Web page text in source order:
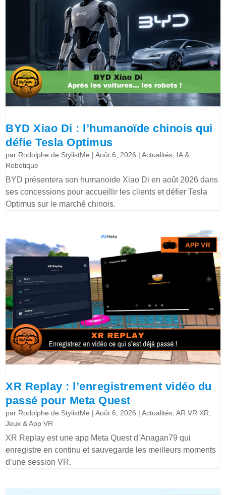
BYD Xiao Di : l’humanoïde chinois qui
défie Tesla Optimus
par Rodolphe de StylistMe |Août 6, 2026 |Actualités IA &
Robotique
BYD présentera son humanoïde Xiao Di en août 2026 dans
ses concessions pour accueillir les clients et défier Tesla
Optimus sur le marché chinois.
XR Replay : l’enregistrement vidéo du
passé pour Meta Quest
par Rodolphe de StylistMe |Août 6, 2026 |Actualités ,AR VR XR
Jeux & App VR
XR Replay est une app Meta Quest d’Anagan79 qui
enregistre en continu et sauvegarde les meilleurs moments
d’une session VR.